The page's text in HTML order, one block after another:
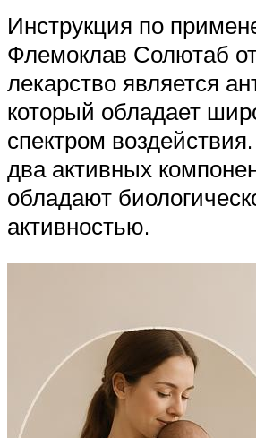
Инструкция по
Флемоклав Солютаб
лекарство является
который обладает
спектром
два активных
обладают
активностью.